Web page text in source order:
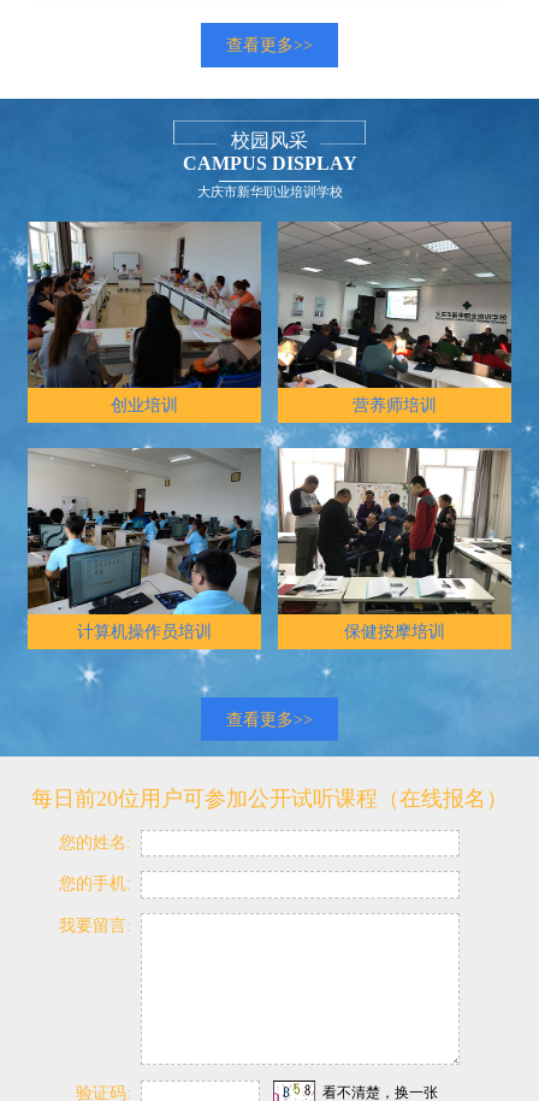
查看更多>>
校园风采
CAMPUS DISPLAY
大庆市新华职业培训学校
创业培训 营养师培训
计算机操作员培训 保健按摩培训
查看更多>>
每日前20位用户可参加公开试听课程（在线报名）
您的姓名:
您的手机:
我要留言:
验证码: 看不清楚，换一张